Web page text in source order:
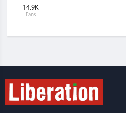
14.9K
Fans